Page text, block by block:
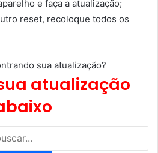
e faça a atualização;
reset, recoloque todos os
sua atualização?
atualização